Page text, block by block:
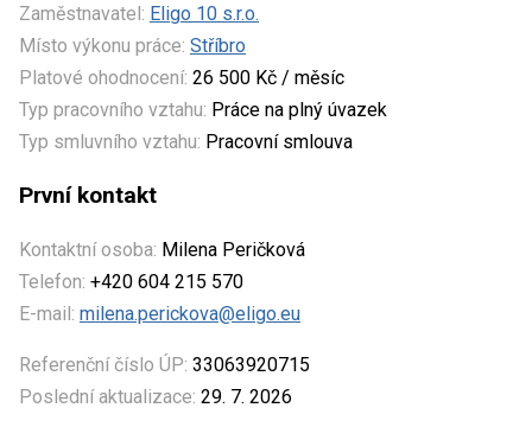
Zaměstnavatel: Eligo 10 s.r.o.
Místo výkonu práce: Stříbro
Platové ohodnocení: 26 500 Kč / měsíc
Typ pracovního vztahu: Práce na plný úvazek
Typ smluvního vztahu: Pracovní smlouva
První kontakt
Kontaktní osoba: Milena Peričková
Telefon: +420 604 215 570
E-mail: milena.perickova@eligo.eu
Referenční číslo ÚP: 33063920715
Poslední aktualizace: 29. 7. 2026